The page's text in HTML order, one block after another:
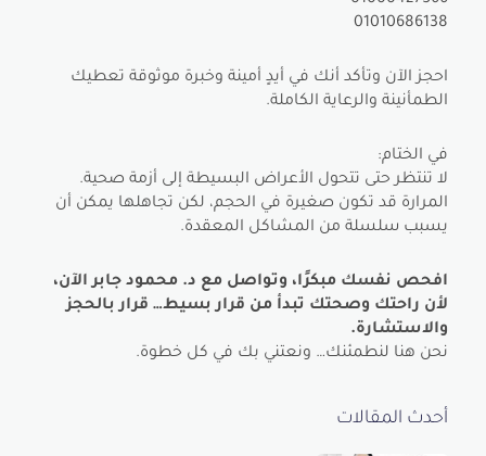
01010686138
احجز الآن وتأكد أنك في أيدٍ أمينة وخبرة موثوقة تعطيك
الطمأنينة والرعاية الكاملة.
في الختام:
لا تنتظر حتى تتحول الأعراض البسيطة إلى أزمة صحية.
المرارة قد تكون صغيرة في الحجم، لكن تجاهلها يمكن أن
يسبب سلسلة من المشاكل المعقدة.
افحص نفسك مبكرًا، وتواصل مع د. محمود جابر الآن،
لأن راحتك وصحتك تبدأ من قرار بسيط… قرار بالحجز
والاستشارة.
نحن هنا لنطمئنك… ونعتني بك في كل خطوة.
أحدث المقالات